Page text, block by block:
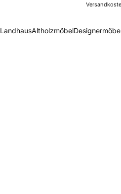
LandhausAltholzmöbel